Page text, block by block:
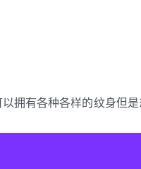
拥有各种各样的纹身但